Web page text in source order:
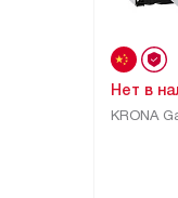
KRONA
Нет в